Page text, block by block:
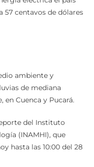
eléctrica el país
centavos de dólares
ambiente y
de mediana
del Instituto
(INAMHI), que
hasta las 10:00 del 28